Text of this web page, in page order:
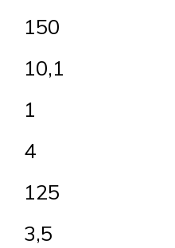
150
10,1
1
4
125
3,5